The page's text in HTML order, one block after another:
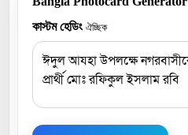
কাস্টম হেডিং ঐচ্ছিক